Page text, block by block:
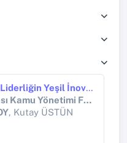
Sürdürülebilir Liderliğin Yeşil İnovasyon ve Örgütsel Performans Üzerindeki Etkisi: Kars Belediyesi Çalışanlarına Yönelik Bir Araştırma
28. Uluslararası Kamu Yönetimi Forumu (KAYFOR28)
, Kutay ÜSTÜN